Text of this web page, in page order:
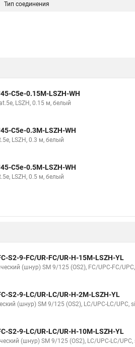
Тип соединения
C5e-0.15M-LSZH-WH
LSZH, 0.15 м, белый
C5e-0.3M-LSZH-WH
LSZH, 0.3 м, белый
C5e-0.5M-LSZH-WH
LSZH, 0.5 м, белый
S2-9-FC/UR-FC/UR-H-15M-LSZH-YL
(шнур) SM 9/125 (OS2), FC/UPC-FC/
S2-9-LC/UR-LC/UR-H-2M-LSZH-YL
(шнур) SM 9/125 (OS2), LC/UPC-LC/UPC,
S2-9-LC/UR-LC/UR-H-10M-LSZH-YL
(шнур) SM 9/125 (OS2), LC/UPC-LC/UPC,